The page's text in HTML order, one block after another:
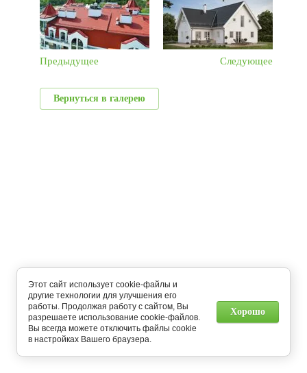
Предыдущее Следующее
Вернуться в галерею
Этот сайт использует cookie-файлы и
другие технологии для улучшения его
работы. Продолжая работу с сайтом, Вы
разрешаете использование cookie-файлов.
Вы всегда можете отключить файлы cookie
в настройках Вашего браузера.
Хорошо